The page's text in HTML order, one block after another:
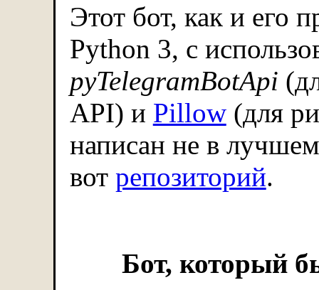
Этот бот, как и его
Python 3, с
pyTelegramBotApi
API) и Pillow(для
написан не в
вот репозиторий.
Бот, который